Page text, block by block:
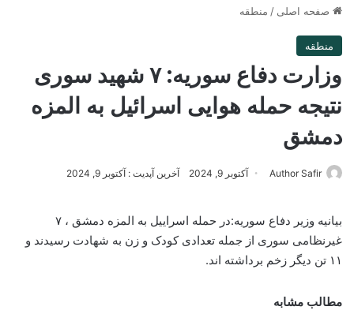
صفحه اصلی / منطقه
منطقه
وزارت دفاع سوریه: ۷ شهید سوری
نتیجه حمله هوایی اسرائیل به المزه
دمشق
Author Safir آکتوبر 9, 2024 آخرین آپدیت : آکتوبر 9, 2024
بیانیه وزیر دفاع سوریه:در حمله اسراییل به المزه دمشق ، ۷
غیرنظامی سوری از جمله تعدادی کودک و زن به شهادت رسیدند و
۱۱ تن دیگر زخم برداشته اند.
مطالب مشابه